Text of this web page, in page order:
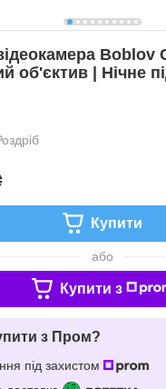
Boblov
об'єктив | Нічне
Купити
або
Купити з
з Пром?
під захистом